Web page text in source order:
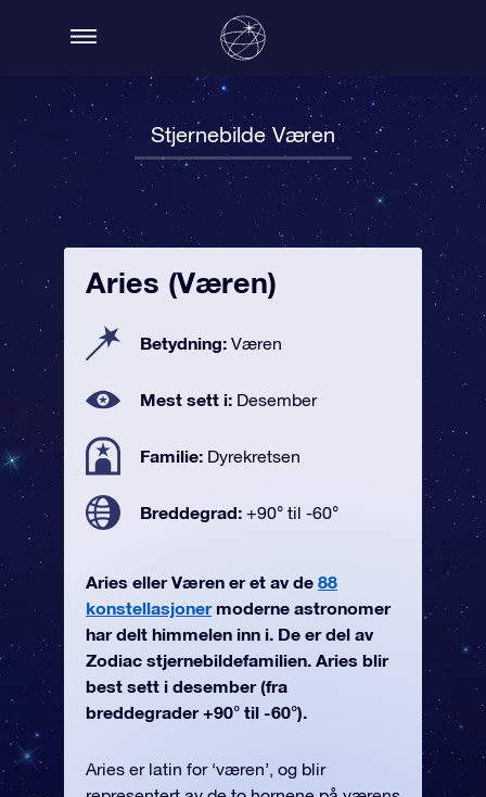
Stjernebilde Væren
Aries (Væren)
Betydning: Væren
Mest sett i: Desember
Familie: Dyrekretsen
Breddegrad: +90° til -60°
Aries eller Væren er et av de 88
konstellasjonermoderne astronomer
har delt himmelen inn i. De er del av
Zodiac stjernebildefamilien. Aries blir
best sett i desember (fra
breddegrader +90° til -60°).
Aries er latin for ‘væren’, og blir